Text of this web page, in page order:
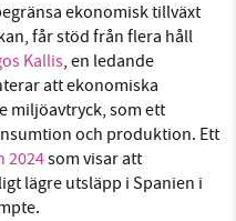
ekonomisk tillväxt
får stöd från flera håll
Kallis, en ledande
att ekonomiska
miljöavtryck, som ett
och produktion. Ett
2024som visar att
lägre utsläpp i Spanien i